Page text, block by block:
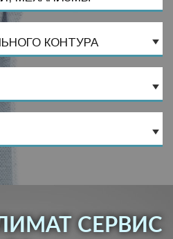
КОНТУРА
СЕРВИС